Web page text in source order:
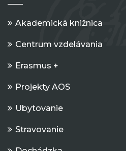
Akademická knižnica
Centrum vzdelávania
Erasmus +
Projekty AOS
Ubytovanie
Stravovanie